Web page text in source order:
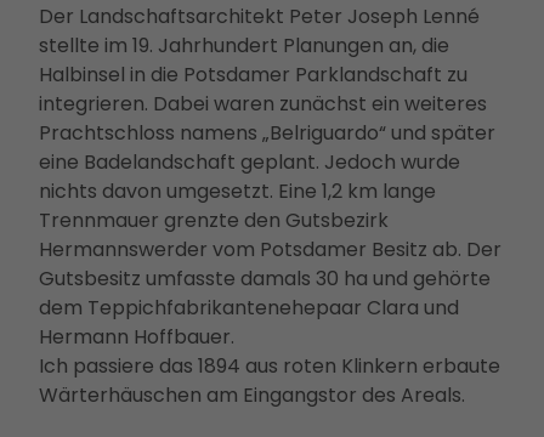
Der Landschaftsarchitekt Peter Joseph Lenné
stellte im 19. Jahrhundert Planungen an, die
Halbinsel in die Potsdamer Parklandschaft zu
integrieren. Dabei waren zunächst ein weiteres
Prachtschloss namens „Belriguardo“ und später
eine Badelandschaft geplant. Jedoch wurde
nichts davon umgesetzt. Eine 1,2 km lange
Trennmauer grenzte den Gutsbezirk
Hermannswerder vom Potsdamer Besitz ab. Der
Gutsbesitz umfasste damals 30 ha und gehörte
dem Teppichfabrikantenehepaar Clara und
Hermann Hoffbauer.
Ich passiere das 1894 aus roten Klinkern erbaute
Wärterhäuschen am Eingangstor des Areals.